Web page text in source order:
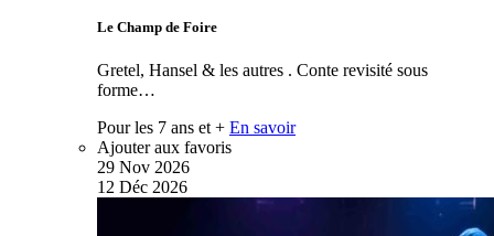
Le Champ de Foire
Gretel, Hansel & les autres . Conte revisité sous
forme…
Pour les 7 ans et + En savoir
Ajouter aux favoris
29 Nov 2026
12 Déc 2026